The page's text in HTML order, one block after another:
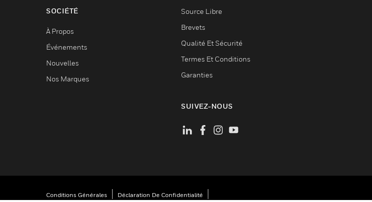
SOCIÉTÉ
À Propos
Événements
Nouvelles
Nos Marques
Source Libre
Brevets
Qualité Et Sécurité
Termes Et Conditions
Garanties
SUIVEZ-NOUS
Conditions Générales Déclaration De Confidentialité